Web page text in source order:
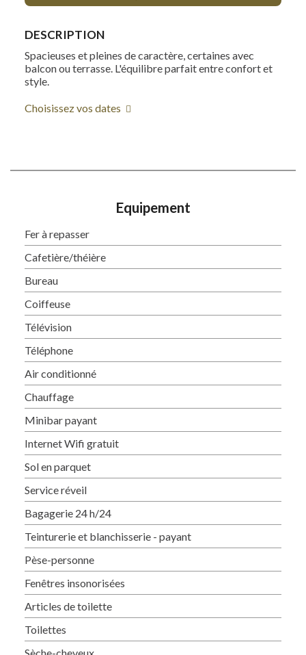
DESCRIPTION
Spacieuses et pleines de caractère, certaines avec
balcon ou terrasse. L'équilibre parfait entre confort et
style.
Choisissez vos dates
Equipement
Fer à repasser
Cafetière/théière
Bureau
Coiffeuse
Télévision
Téléphone
Air conditionné
Chauffage
Minibar payant
Internet Wifi gratuit
Sol en parquet
Service réveil
Bagagerie 24 h/24
Teinturerie et blanchisserie - payant
Pèse-personne
Fenêtres insonorisées
Articles de toilette
Toilettes
Sèche-cheveux